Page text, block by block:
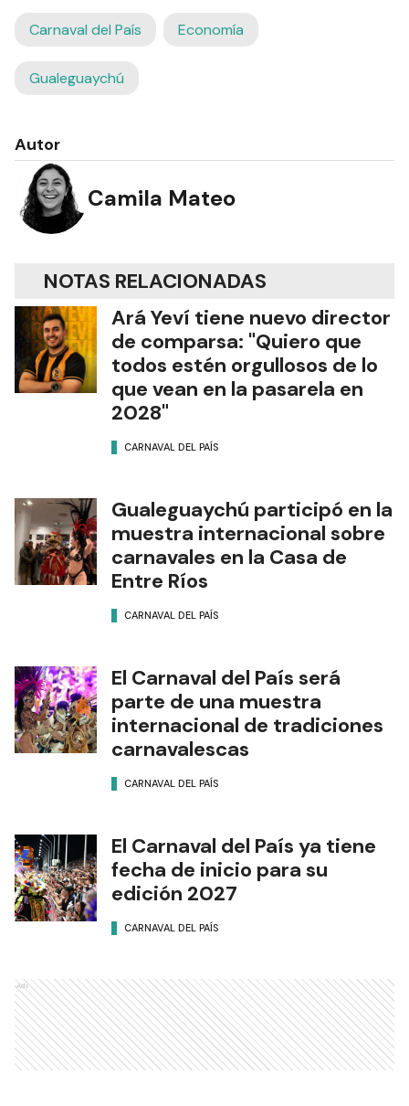
Carnaval del País Economía
Gualeguaychú
Autor
Camila Mateo
NOTAS RELACIONADAS
Ará Yeví tiene nuevo director
de comparsa: "Quiero que
todos estén orgullosos de lo
que vean en la pasarela en
2028"
CARNAVAL DEL PAÍS
Gualeguaychú participó en la
muestra internacional sobre
carnavales en la Casa de
Entre Ríos
CARNAVAL DEL PAÍS
El Carnaval del País será
parte de una muestra
internacional de tradiciones
carnavalescas
CARNAVAL DEL PAÍS
El Carnaval del País ya tiene
fecha de inicio para su
edición 2027
CARNAVAL DEL PAÍS
Ads